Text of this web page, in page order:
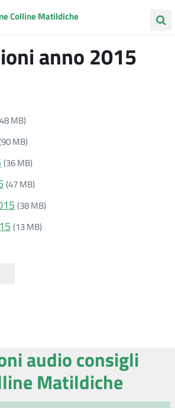
Colline Matildiche
Castella Vezzano sul Crostolo
anno 2015
MB)
MB)
(36 MB)
(47 MB)
(38 MB)
(13 MB)
audio consigli
Matildiche